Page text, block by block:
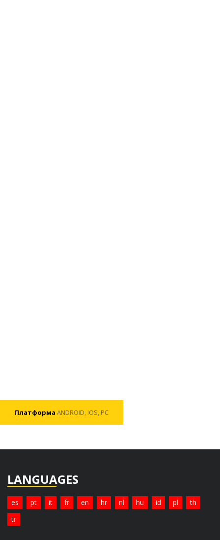
Платформа ANDROID, IOS, PC
LANGUAGES
es pt it fr en hr nl hu id pl
th
tr